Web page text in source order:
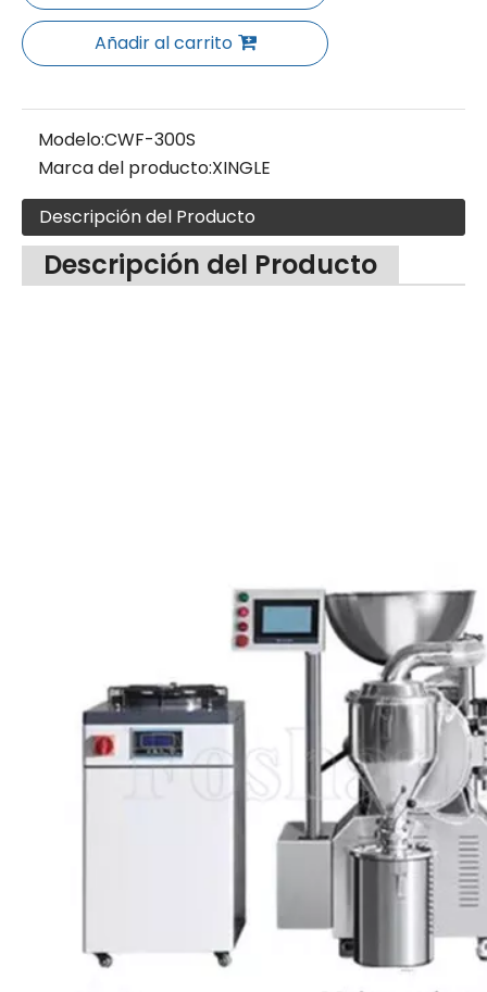
Añadir al carrito
Modelo:CWF-300S
Marca del producto:XINGLE
Descripción del Producto
Descripción del Producto